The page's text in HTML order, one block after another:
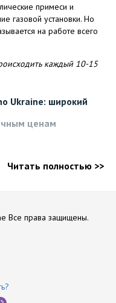
примеси и
газовой установки. Но
на работе всего
каждый 10-15
Ukraine: широкий
ценам
очистки
– любимой,
Читать полностью >>
Все права защищены.